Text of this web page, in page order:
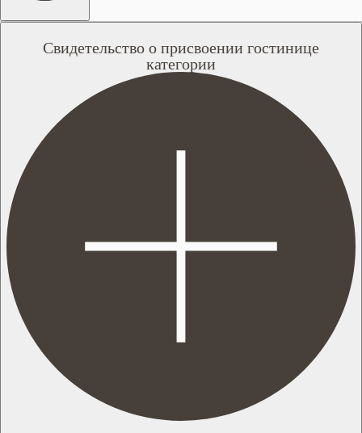
Свидетельство о присвоении гостинице
категории